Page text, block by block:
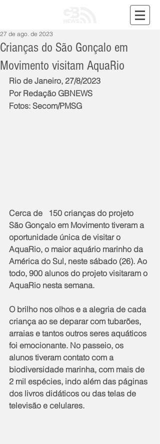
Crianças do São Gonçalo em
Movimento visitam AquaRio
27 de ago. de 2023
Rio de Janeiro, 27/8/2023
Por Redação GBNEWS
Fotos: Secom/PMSG
Cerca de   150 crianças do projeto
São Gonçalo em Movimento tiveram a
oportunidade única de visitar o
AquaRio, o maior aquário marinho da
América do Sul, neste sábado (26). Ao
todo, 900 alunos do projeto visitaram o
AquaRio nesta semana.
O brilho nos olhos e a alegria de cada
criança ao se deparar com tubarões,
arraias e tantos outros seres aquáticos
foi emocionante. No passeio, os
alunos tiveram contato com a
biodiversidade marinha, com mais de
2 mil espécies, indo além das páginas
dos livros didáticos ou das telas de
televisão e celulares.